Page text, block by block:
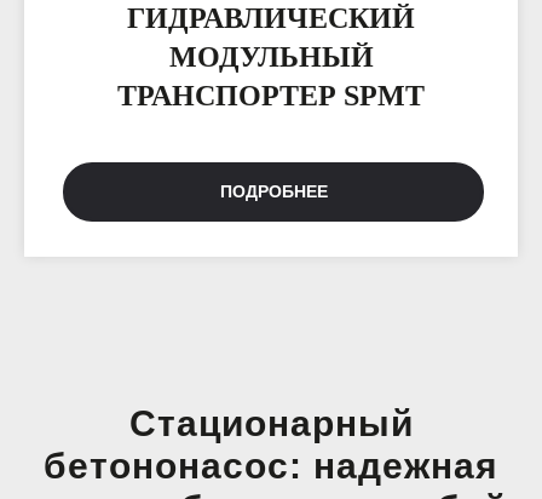
ГИДРАВЛИЧЕСКИЙ
МОДУЛЬНЫЙ
ТРАНСПОРТЕР SPMT
ПОДРОБНЕЕ
Стационарный
бетононасос: надежная